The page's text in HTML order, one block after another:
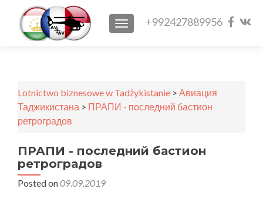
TOGGLE NAVIGATION
+992427889956
Lotnictwo biznesowe w Tadżykistanie > Авиация
Таджикистана > ПРАПИ - последний бастион
ретроградов
ПРАПИ - последний бастион
ретроградов
Posted on09.09.2019